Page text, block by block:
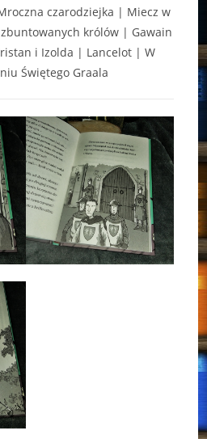
czarodziejka | Miecz w
królów | Gawain
i Izolda | Lancelot | W
Świętego Graala